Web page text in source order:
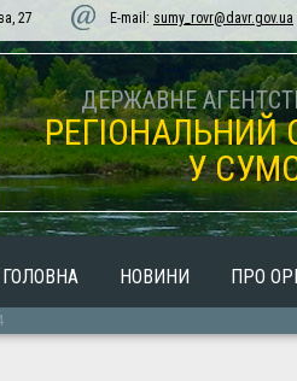
27 E-mail: sumy_rovr@davr.gov.ua
ДЕРЖАВНЕ
РЕГІОНАЛЬНИЙ
У
ГОЛОВНА НОВИНИ ПРО